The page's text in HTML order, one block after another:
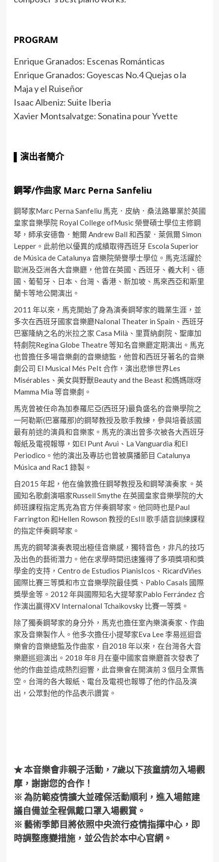
PROGRAM
Enrique Granados: Escenas Románticas
Enrique Granados: Goyescas No.4 Quejas o la
Maja y el Ruiseñor
Isaac Albeniz: Suite Iberia
Xavier Montsalvatge: Sonatina pour Yvette
演出者簡介
鋼琴/作曲家 Marc Perna Sanfeliu
鋼琴家Marc Perna Sanfeliu ⾺克．⽪納．桑法路畢業於英國
皇家⾳樂學院 Royal College ofMusic 榮譽碩⼠學位主修鋼
琴，師承安德魯．鮑爾 Andrew Ball 和⻄蒙．萊佩爾 Simon
Lepper。此前他以優異的成績取得⻄班⽛ Escola Superior
de Música de Catalunya ⾳樂院榮譽學⼠學位。⾺克活躍於
歐洲及亞洲各⼤⾳樂廳，他曾在英國、⻄班⽛、義⼤利、德
國、葡萄⽛、⽇本、台灣、⾹港、新加坡、⾺來⻄亞和斯⾥
蘭卡等地公開演出。
2011 年以來，⾺克開始了⾝為演奏鋼琴家的職業⽣涯，並
多次在⻄班⽛國家⾳樂廳NaIonal Theater in Spain、⻄班⽛
巴塞隆納之名的⽶拉之家 Casa Milà、⾥賈納劇院、聖庫加
特劇院Regina Globe Theatre 等知名⾳樂廳定期演出。⾺克
也曾擔任多場⾳樂劇的⾳樂總監，他曾和⻄班⽛著名的⾳樂
劇公司 El Musical Més PeIt 合作，演出悲慘世界Les
Misérables、美⼥與野獸Beauty and the Beast 和媽媽咪呀
Mamma Mia 等⾳樂劇。
⾺克曾被任命為加泰羅尼亞(⻄班⽛)最負盛名的⾳樂學院之
⼀阿勒斯(巴塞羅那)的鋼琴教授及歌⼿教練，參與培養該國
最有前途的演員和⾳樂家。⾺克的演出曾多次被各⼤⻄班⽛
報紙及電視報導，如El Punt Avui、La Vanguardia 和El
Periodico。他的演出及專訪也曾被廣播節⽬ Catalunya
Música and Rac1 錄製。
⾃2015 年起，他在倫敦擔任鋼琴教授及和鋼琴演奏家 。英
國知名歌劇演唱家Russell Smythe 在英國皇家⾳樂學院的⼤
師班課程指定⾺克為官⽅伴奏鋼琴家。他同時也是Paul
Farrington 和Hellen Rowson 教授的EsIll 歌⼿語⾳訓練課程
的指定伴奏鋼琴家。
⾺克的鋼琴演奏表現出極佳⾳樂感，獨特⾳⾊，⾮凡的技巧
及出⾊的藝術潛⼒。他在求學時間迅速獲得了多項獎項和獎
學⾦的⽀持，Centro de Estudios PianisIcos、RicardViñes
國際⽐賽三等獎和市⽴⾳樂學院最佳獎、Pablo Casals 國際
獎學⾦等。2012 年與國際知名⼤提琴家Pablo Ferrández 合
作演出贏得XV InternaIonal Tchaikovsky ⽐賽⼀等獎。
除了獨奏鋼琴家的⾝分外，⾺克也擔任室內樂演奏家、作曲
家及⾳樂製作⼈。他多次擔任⼩提琴家Eva Lee 李易巡迴⾳
樂會的⾳樂總監及作曲家，⾃2018 年以來，在台灣各⼤⾳
樂廳巡迴演出。2018 年8 ⽉在臺中國家⾳樂廳⾸次發表了
他的作曲並造成熱烈迴響，此⾳樂會在開演前 3 個⽉全票售
空。台灣的各⼤報紙、電台及電視也報導了他的作品及演
出，公眾對他的作品表示讚賞。
★ 本音樂會非親子活動，7歲以下孩童請勿入場觀
摩，謝謝您的合作！
※ 為防範疫情擴大並確保活動順利，進入場館建
議自備並全程佩戴口罩入場觀賞。
※ 藝術季節目將依照中央流行疫情指揮中心，即
時調整應變措施，並公告於本中心官網。